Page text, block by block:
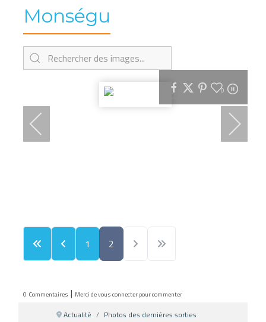
Monségu
0
1 2
0 Commentaires | Merci de vous connecter pour commenter
Actualité
Photos des dernières sorties